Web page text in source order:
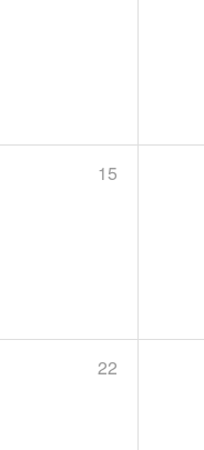
15
22